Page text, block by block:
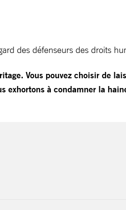
des défenseurs des droits
Vous pouvez choisir de
à condamner la